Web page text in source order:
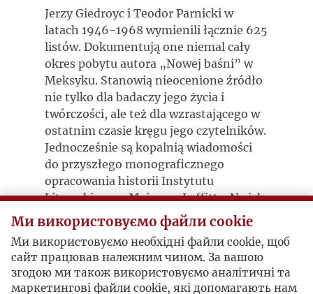
Jerzy Giedroyc i Teodor Parnicki w
latach 1946-1968 wymienili łącznie 625
listów. Dokumentują one niemal cały
okres pobytu autora „Nowej baśni” w
Meksyku. Stanowią nieocenione źródło
nie tylko dla badaczy jego życia i
twórczości, ale też dla wzrastającego w
ostatnim czasie kręgu jego czytelników.
Jednocześnie są kopalnią wiadomości
do przyszłego monograficznego
opracowania historii Instytutu
Literackiego w Maisons-Laffitte. Na ich
podstawie można z dużą
skrupulatnością zrekonstruować
strategię, jaką Giedroyc stosował w
swoich politycznych grach tak z
ośrodkami opiniotwórczymi emigracji,
Ми використовуємо файли cookie
Ми використовуємо необхідні файли cookie, щоб
сайт працював належним чином. За вашою
згодою ми також використовуємо аналітичні та
маркетингові файли cookie, які допомагають нам